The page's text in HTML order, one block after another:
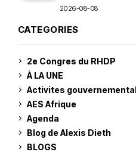
2026-08-08
CATEGORIES
2e Congres du RHDP
À LA UNE
Activites
AES Afrique
Agenda
Blog de Alexis Dieth
BLOGS